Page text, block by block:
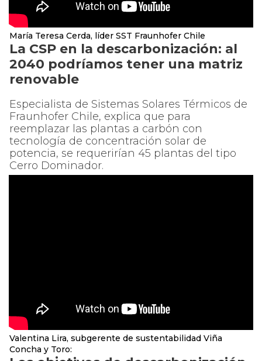
María Teresa Cerda, líder SST Fraunhofer Chile
La CSP en la descarbonización: al
2040 podríamos tener una matriz
renovable
Especialista de Sistemas Solares Térmicos de
Fraunhofer Chile, explica que para
reemplazar las plantas a carbón con
tecnología de concentración solar de
potencia, se requerirían 45 plantas del tipo
Cerro Dominador.
Valentina Lira, subgerente de sustentabilidad Viña
Concha y Toro: